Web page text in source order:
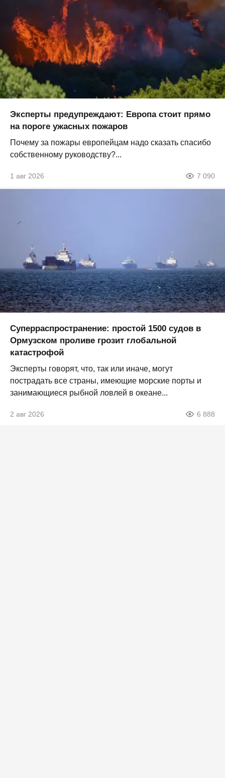
Эксперты предупреждают: Европа стоит прямо
на пороге ужасных пожаров
Почему за пожары европейцам надо сказать спасибо
собственному руководству?...
1 авг 2026 7 090
Суперраспространение: простой 1500 судов в
Ормузском проливе грозит глобальной
катастрофой
Эксперты говорят, что, так или иначе, могут
пострадать все страны, имеющие морские порты и
занимающиеся рыбной ловлей в океане...
2 авг 2026 6 888